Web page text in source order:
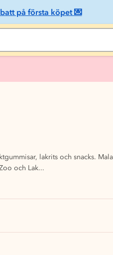
på första köpet 💌
lakrits och snacks.
och Lak...